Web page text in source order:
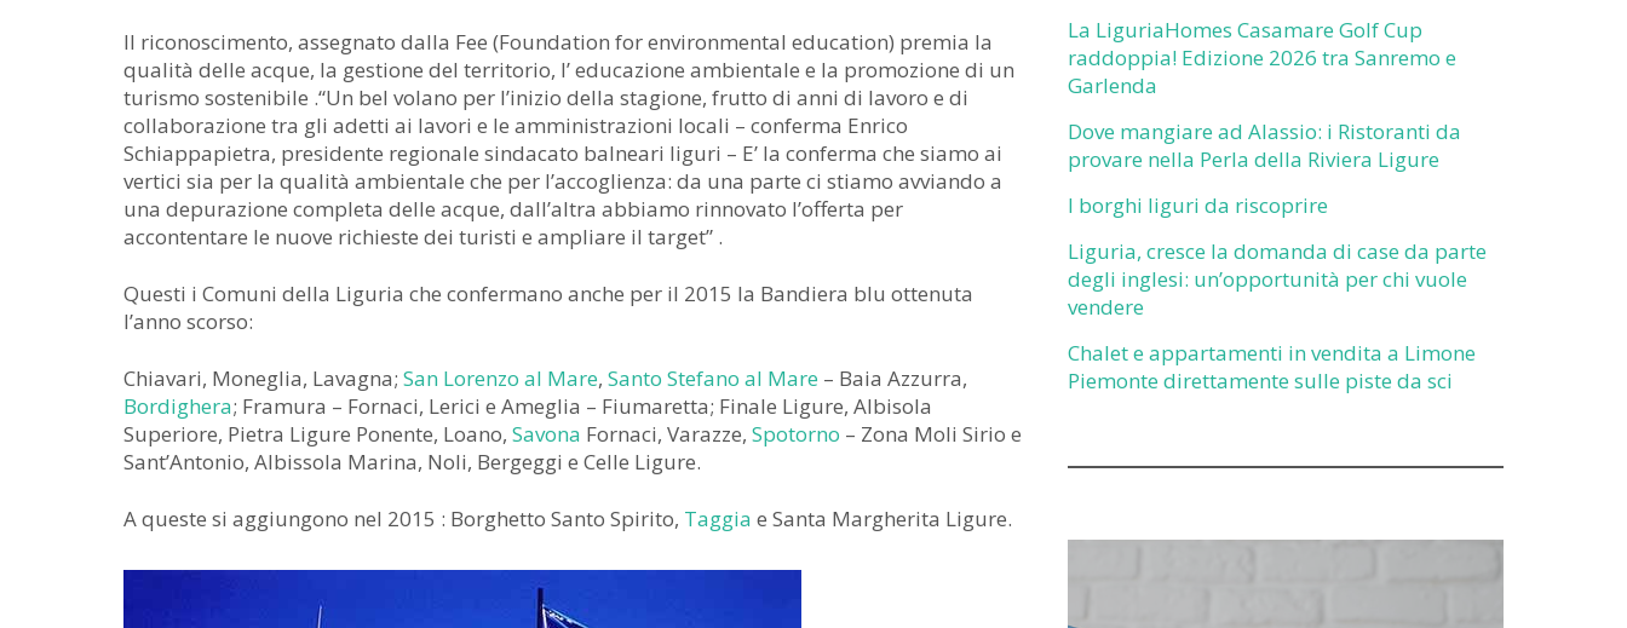
Il riconoscimento, assegnato dalla Fee (Foundation for environmental education) premia la
qualità delle acque, la gestione del territorio, l’ educazione ambientale e la promozione di un
turismo sostenibile .“Un bel volano per l’inizio della stagione, frutto di anni di lavoro e di
collaborazione tra gli adetti ai lavori e le amministrazioni locali – conferma Enrico
Schiappapietra, presidente regionale sindacato balneari liguri – E’ la conferma che siamo ai
vertici sia per la qualità ambientale che per l’accoglienza: da una parte ci stiamo avviando a
una depurazione completa delle acque, dall’altra abbiamo rinnovato l’offerta per
accontentare le nuove richieste dei turisti e ampliare il target” .
Questi i Comuni della Liguria che confermano anche per il 2015 la Bandiera blu ottenuta
l’anno scorso:
Chiavari, Moneglia, Lavagna; San Lorenzo al Mare, Santo Stefano al Mare – Baia Azzurra,
Bordighera; Framura – Fornaci, Lerici e Ameglia – Fiumaretta; Finale Ligure, Albisola
Superiore, Pietra Ligure Ponente, Loano, Savona Fornaci, Varazze, Spotorno – Zona Moli Sirio e
Sant’Antonio, Albissola Marina, Noli, Bergeggi e Celle Ligure.
A queste si aggiungono nel 2015 : Borghetto Santo Spirito, Taggia e Santa Margherita Ligure.
La LiguriaHomes Casamare Golf Cup
raddoppia! Edizione 2026 tra Sanremo e
Garlenda
Dove mangiare ad Alassio: i Ristoranti da
provare nella Perla della Riviera Ligure
I borghi liguri da riscoprire
Liguria, cresce la domanda di case da parte
degli inglesi: un’opportunità per chi vuole
vendere
Chalet e appartamenti in vendita a Limone
Piemonte direttamente sulle piste da sci